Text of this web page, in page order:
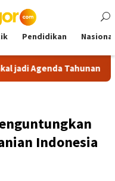
Pendidikan Nasional
Tahunan
Indonesia